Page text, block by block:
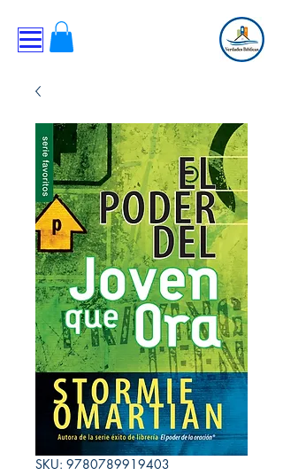
SKU: 9780789919403